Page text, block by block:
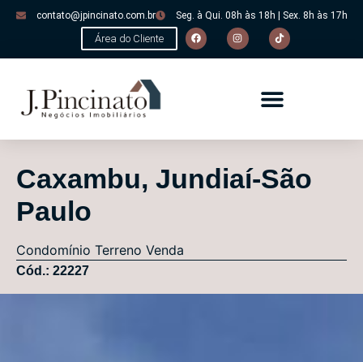
contato@jpincinato.com.br Seg. à Qui. 08h às 18h | Sex. 8h às 17h
Área do Cliente
Caxambu, Jundiaí-São
Paulo
Condomínio Terreno Venda
Cód.: 22227